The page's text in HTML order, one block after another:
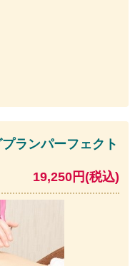
ランパーフェクト
19,250円(税込)